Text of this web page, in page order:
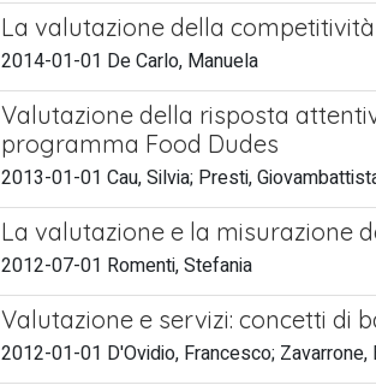
La valutazione della
2014-01-01 De Carlo, Manuela
Valutazione della risposta
programma Food Dudes
2013-01-01 Cau, Silvia; Presti,
La valutazione e la misurazione
2012-07-01 Romenti, Stefania
Valutazione e servizi: concetti di
2012-01-01 D'Ovidio, Francesco; Zavarrone,